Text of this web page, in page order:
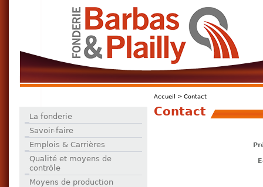
La fonderie
Savoir-faire
Emplois & Carrières
Qualité et moyens de
contrôle
Moyens de production
Accueil > Contact
Contact